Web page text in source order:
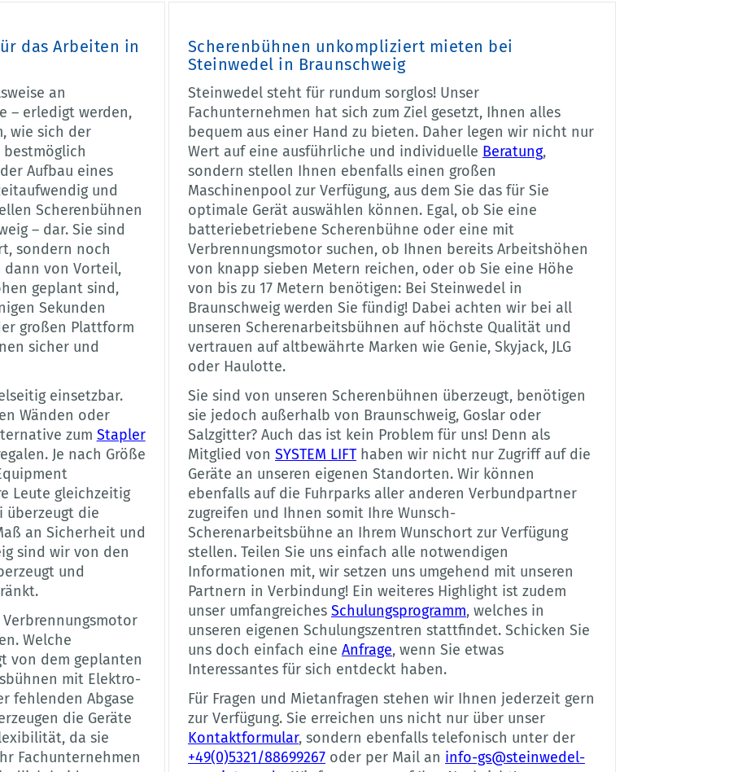
das Arbeiten in
an
– erledigt werden,
wie sich der
Aufbau eines
und
Scherenbühnen
– dar. Sie sind
sondern noch
dann von Vorteil,
geplant sind,
Sekunden
großen Plattform
sicher und
einsetzbar.
Wänden oder
zum Stapler
Je nach Größe
Leute gleichzeitig
überzeugt die
an Sicherheit und
sind wir von den
und
Welche
von dem geplanten
mit Elektro-
fehlenden Abgase
die Geräte
da sie
Fachunternehmen
Scherenbühnen unkompliziert mieten bei
Steinwedel in Braunschweig
Steinwedel steht für rundum sorglos! Unser
Fachunternehmen hat sich zum Ziel gesetzt, Ihnen alles
bequem aus einer Hand zu bieten. Daher legen wir nicht nur
Wert auf eine ausführliche und individuelle Beratung,
sondern stellen Ihnen ebenfalls einen großen
Maschinenpool zur Verfügung, aus dem Sie das für Sie
optimale Gerät auswählen können. Egal, ob Sie eine
batteriebetriebene Scherenbühne oder eine mit
Verbrennungsmotor suchen, ob Ihnen bereits Arbeitshöhen
von knapp sieben Metern reichen, oder ob Sie eine Höhe
von bis zu 17 Metern benötigen: Bei Steinwedel in
Braunschweig werden Sie fündig! Dabei achten wir bei all
unseren Scherenarbeitsbühnen auf höchste Qualität und
vertrauen auf altbewährte Marken wie Genie, Skyjack, JLG
oder Haulotte.
Sie sind von unseren Scherenbühnen überzeugt, benötigen
sie jedoch außerhalb von Braunschweig, Goslar oder
Salzgitter? Auch das ist kein Problem für uns! Denn als
Mitglied von SYSTEM LIFThaben wir nicht nur Zugriff auf die
Geräte an unseren eigenen Standorten. Wir können
ebenfalls auf die Fuhrparks aller anderen Verbundpartner
zugreifen und Ihnen somit Ihre Wunsch-
Scherenarbeitsbühne an Ihrem Wunschort zur Verfügung
stellen. Teilen Sie uns einfach alle notwendigen
Informationen mit, wir setzen uns umgehend mit unseren
Partnern in Verbindung! Ein weiteres Highlight ist zudem
unser umfangreiches Schulungsprogramm, welches in
unseren eigenen Schulungszentren stattfindet. Schicken Sie
uns doch einfach eine Anfrage, wenn Sie etwas
Interessantes für sich entdeckt haben.
Für Fragen und Mietanfragen stehen wir Ihnen jederzeit gern
zur Verfügung. Sie erreichen uns nicht nur über unser
Kontaktformular, sondern ebenfalls telefonisch unter der
+49(0)5321/88699267oder per Mail an info-gs@steinwedel-